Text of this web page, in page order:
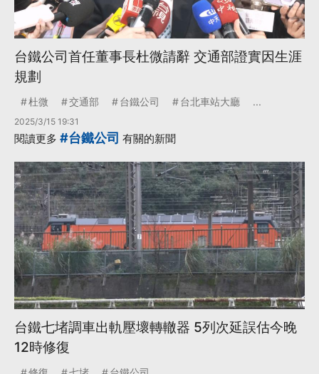
台鐵公司首任董事長杜微請辭 交通部證實因生涯
規劃
杜微 交通部 台鐵公司 台北車站大廳 ...
2025/3/15 19:31
閱讀更多 #台鐵公司 有關的新聞
台鐵七堵調車出軌壓壞轉轍器 5列次延誤估今晚
12時修復